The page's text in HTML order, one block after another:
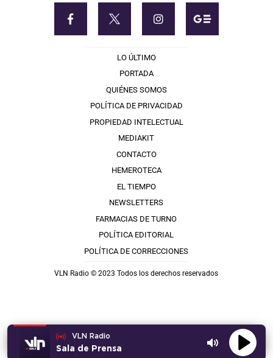
VLN Radio
Sala de Prensa
LO ÚLTIMO
PORTADA
QUIÉNES SOMOS
POLÍTICA DE PRIVACIDAD
PROPIEDAD INTELECTUAL
MEDIAKIT
CONTACTO
HEMEROTECA
EL TIEMPO
NEWSLETTERS
FARMACIAS DE TURNO
POLÍTICA EDITORIAL
POLÍTICA DE CORRECCIONES
VLN Radio © 2023 Todos los derechos reservados